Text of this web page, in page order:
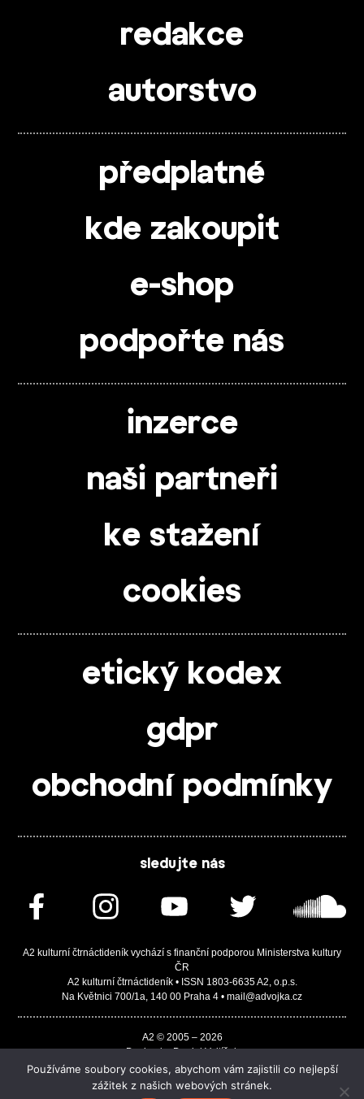
redakce
autorstvo
předplatné
kde zakoupit
e-shop
podpořte nás
inzerce
naši partneři
ke stažení
cookies
etický kodex
gdpr
obchodní podmínky
sledujte nás
A2 kulturní čtrnáctideník vychází s finanční podporou Ministerstva kultury
ČR
A2 kulturní čtrnáctideník • ISSN 1803-6635 A2, o.p.s.
Na Květnici 700/1a, 140 00 Praha 4 • mail@advojka.cz
A2 © 2005 – 2026
Design by Daniel Vojtíšek
Built by JASA-IT & ChSoft
Používáme soubory cookies, abychom vám zajistili co nejlepší
zážitek z našich webových stránek.